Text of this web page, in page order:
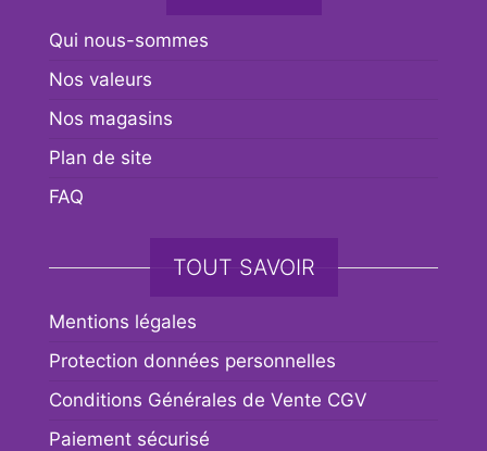
Qui nous-sommes
Nos valeurs
Nos magasins
Plan de site
FAQ
TOUT SAVOIR
Mentions légales
Protection données personnelles
Conditions Générales de Vente CGV
Paiement sécurisé